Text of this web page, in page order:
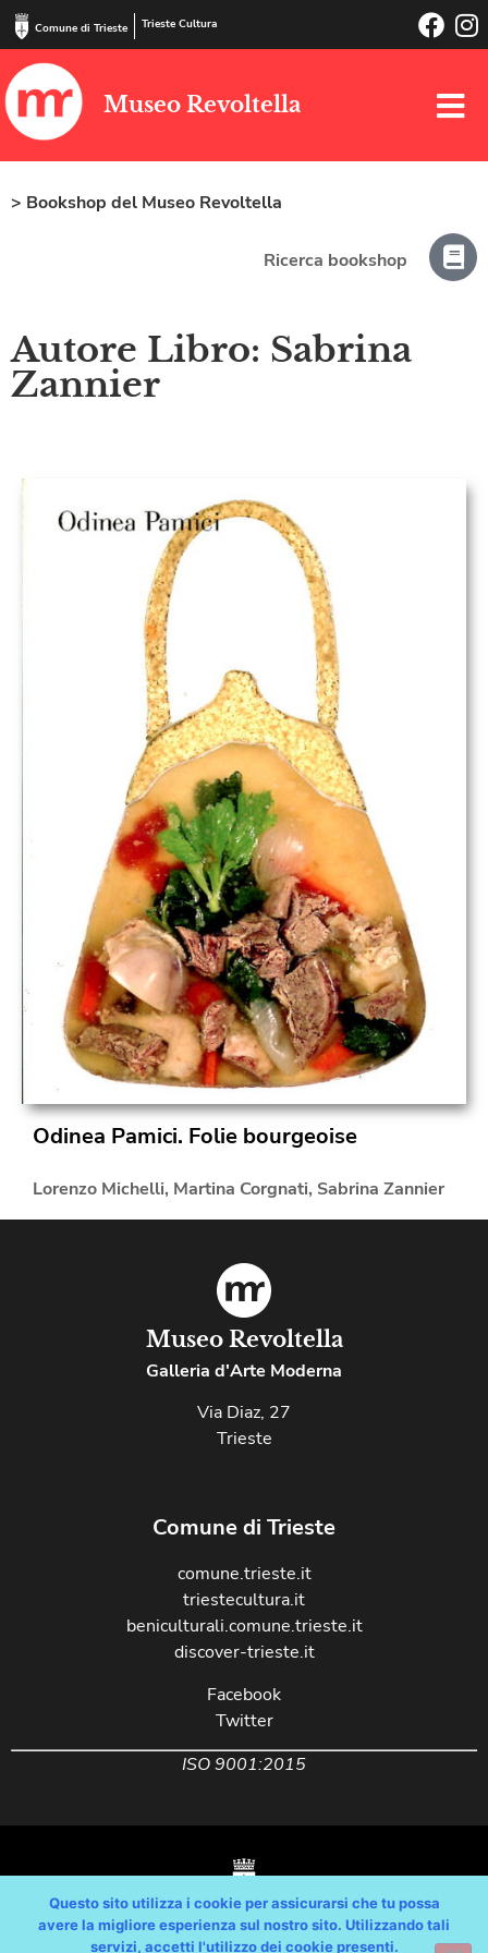
Comune di Trieste Trieste Cultura
Museo Revoltella
> Bookshop del Museo Revoltella
Ricerca bookshop
Autore Libro: Sabrina
Zannier
Odinea Pamici. Folie bourgeoise
Lorenzo Michelli, Martina Corgnati, Sabrina Zannier
Museo Revoltella
Galleria d'Arte Moderna
Via Diaz, 27
Trieste
Comune di Trieste
comune.trieste.it
triestecultura.it
beniculturali.comune.trieste.it
discover-trieste.it
Facebook
Twitter
ISO 9001:2015
Questo sito utilizza i cookie per assicurarsi che tu possa
avere la migliore esperienza sul nostro sito. Utilizzando tali
servizi, accetti l'utilizzo dei cookie presenti.